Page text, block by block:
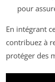
pour
En intégrant
contribuez à
protéger des